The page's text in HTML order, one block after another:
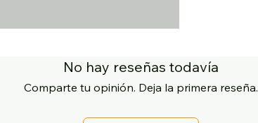
No hay reseñas todavía
Comparte tu opinión. Deja la primera reseña.